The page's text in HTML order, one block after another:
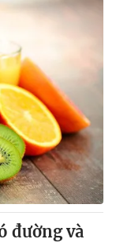
đường và